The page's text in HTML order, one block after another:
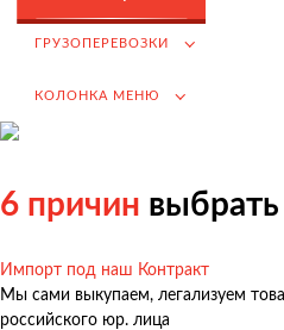
ГРУЗОПЕРЕВОЗКИ
КОЛОНКА МЕНЮ
Грузоперевозки
Грузоперевозки из Китая
6 причин
Импорт под наш Контракт
Мы сами выкупаем, легализуем
российского юр. лица